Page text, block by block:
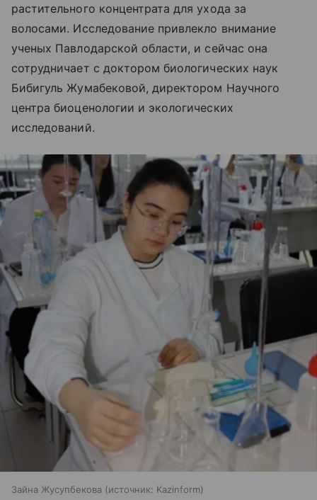
растительного концентрата для ухода за
волосами. Исследование привлекло внимание
ученых Павлодарской области, и сейчас она
сотрудничает с доктором биологических наук
Бибигуль Жумабековой, директором Научного
центра биоценологии и экологических
исследований.
Зайна Жусупбекова источник: Kazinform